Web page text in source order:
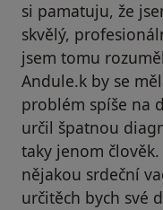
si pamatuju, že
skvělý,
jsem tomu
Andule.k by se
problém spíše na
určil špatnou
taky jenom
nějakou srdeční
určitěch bych své